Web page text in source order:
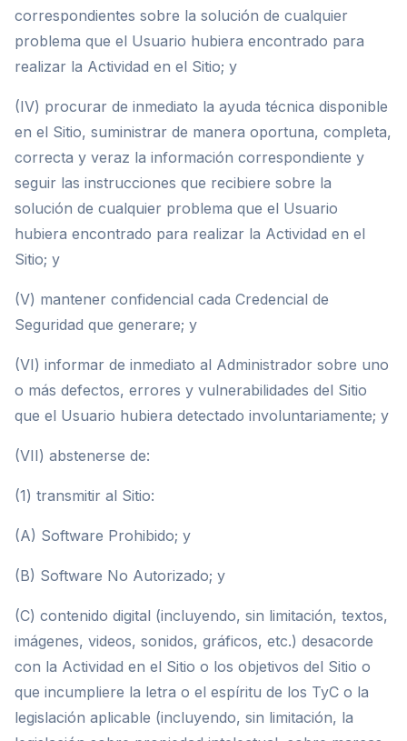
correspondientes sobre la solución de cualquier
problema que el Usuario hubiera encontrado para
realizar la Actividad en el Sitio; y
(IV) procurar de inmediato la ayuda técnica disponible
en el Sitio, suministrar de manera oportuna, completa,
correcta y veraz la información correspondiente y
seguir las instrucciones que recibiere sobre la
solución de cualquier problema que el Usuario
hubiera encontrado para realizar la Actividad en el
Sitio; y
(V) mantener confidencial cada Credencial de
Seguridad que generare; y
(VI) informar de inmediato al Administrador sobre uno
o más defectos, errores y vulnerabilidades del Sitio
que el Usuario hubiera detectado involuntariamente; y
(VII) abstenerse de:
(1) transmitir al Sitio:
(A) Software Prohibido; y
(B) Software No Autorizado; y
(C) contenido digital (incluyendo, sin limitación, textos,
imágenes, videos, sonidos, gráficos, etc.) desacorde
con la Actividad en el Sitio o los objetivos del Sitio o
que incumpliere la letra o el espíritu de los TyC o la
legislación aplicable (incluyendo, sin limitación, la